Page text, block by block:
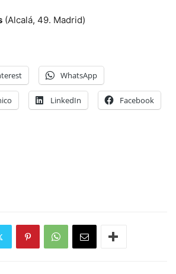
(Alcalá, 49. Madrid)
WhatsApp
LinkedIn Facebook